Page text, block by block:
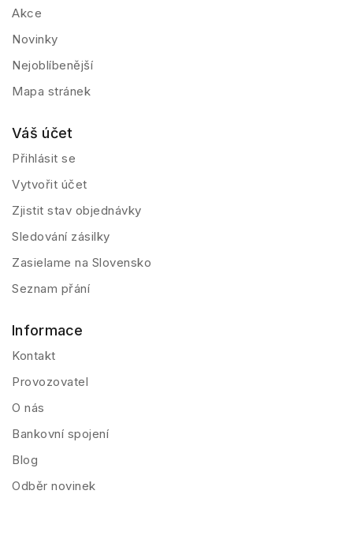
Akce
Novinky
Nejoblíbenější
Mapa stránek
Váš účet
Přihlásit se
Vytvořit účet
Zjistit stav objednávky
Sledování zásilky
Zasielame na Slovensko
Seznam přání
Informace
Kontakt
Provozovatel
O nás
Bankovní spojení
Blog
Odběr novinek